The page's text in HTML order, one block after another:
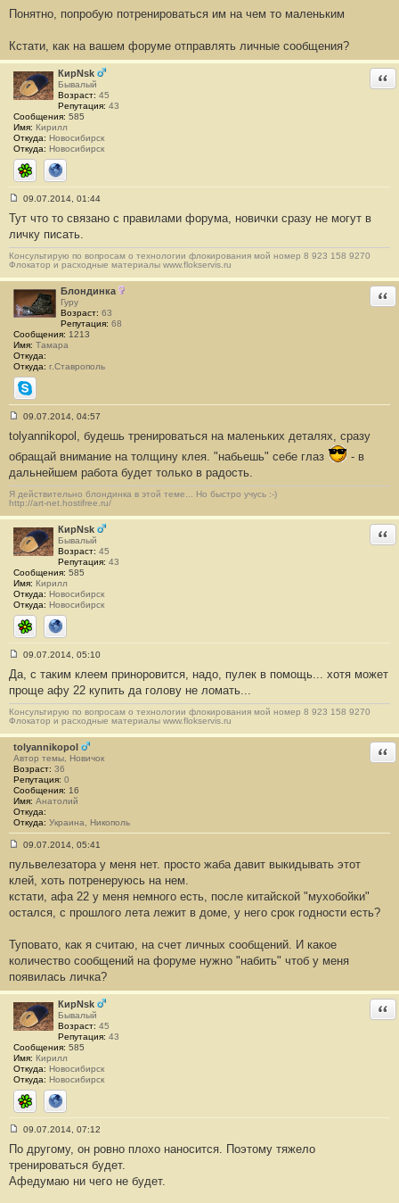
о
щ
н
и
е
#
Понятно, попробую потренироваться им на чем то маленьким
Кстати, как на вашем форуме отправлять личные сообщения?
КирNsk
Бывалый
Возраст: 45
Репутация: 43
Сообщения: 585
Имя: Кирилл
Откуда: Новосибирск
Откуда: Новосибирск
ICQ Сайт
о
б
щ
е
н
и
е
#
6
09.07.2014, 01:44
Тут что то связано с правилами форума, новички сразу не могут в
личку писать.
Консультирую по вопросам о технологии флокирования мой номер 8 923 158 9270
Флокатор и расходные материалы www.flokservis.ru
Блондинка
Гуру
Возраст: 63
Репутация: 68
Сообщения: 1213
Имя: Тамара
Откуда:
Откуда: г.Ставрополь
Skype
о
о
б
е
н
и
е
#
7
09.07.2014, 04:57
tolyannikopol, будешь тренироваться на маленьких деталях, сразу
обращай внимание на толщину клея. "набьешь" себе глаз
- в
дальнейшем работа будет только в радость.
Я действительно блондинка в этой теме... Но быстро учусь :-)
http://art-net.hostifree.ru/
КирNsk
Бывалый
Возраст: 45
Репутация: 43
Сообщения: 585
Имя: Кирилл
Откуда: Новосибирск
Откуда: Новосибирск
ICQ Сайт
о
б
щ
е
н
и
е
#
8
09.07.2014, 05:10
Да, с таким клеем приноровится, надо, пулек в помощь... хотя может
проще афу 22 купить да голову не ломать...
Консультирую по вопросам о технологии флокирования мой номер 8 923 158 9270
Флокатор и расходные материалы www.flokservis.ru
tolyannikopol
Автор темы, Новичок
Возраст: 36
Репутация: 0
Сообщения: 16
Имя: Анатолий
Откуда:
Откуда: Украина, Никополь
о
б
щ
н
#
9
09.07.2014, 05:41
пульвелезатора у меня нет. просто жаба давит выкидывать этот
клей, хоть потренеруюсь на нем.
кстати, афа 22 у меня немного есть, после китайской "мухобойки"
остался, с прошлого лета лежит в доме, у него срок годности есть?
Туповато, как я считаю, на счет личных сообщений. И какое
количество сообщений на форуме нужно "набить" чтоб у меня
появилась личка?
КирNsk
Бывалый
Возраст: 45
Репутация: 43
Сообщения: 585
Имя: Кирилл
Откуда: Новосибирск
Откуда: Новосибирск
ICQ Сайт
о
б
щ
е
09.07.2014, 07:12
По другому, он ровно плохо наносится. Поэтому тяжело
тренироваться будет.
Афедумаю ни чего не будет.